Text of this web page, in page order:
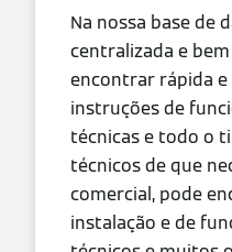
Na nossa base de
centralizada e
encontrar rápida
instruções de
técnicas e todo o
técnicos de que
comercial, pode
instalação e de